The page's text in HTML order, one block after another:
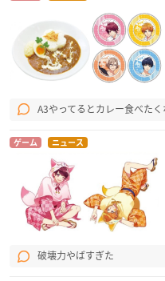
A3やってるとカレー食べた
ゲーム ニュース
破壊力やばすぎた